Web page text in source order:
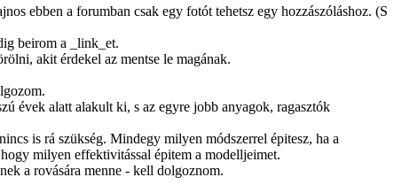
ebben a forumban csak egy fotót tehetsz egy hozzászóláshoz. (S
beirom a _link_et.
akit érdekel az mentse le magának.
évek alatt alakult ki, s az egyre jobb anyagok, ragasztók
is rá szükség. Mindegy milyen módszerrel épitesz, ha a
milyen effektivitással épitem a modelljeimet.
a rovására menne - kell dolgoznom.